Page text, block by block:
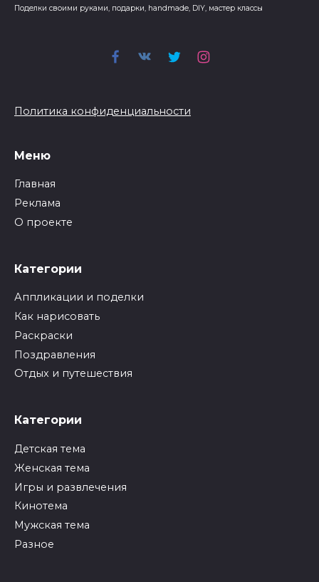
Поделки своими руками, подарки, handmade, DIY, мастер классы
Политика конфиденциальности
Меню
Главная
Реклама
О проекте
Категории
Аппликации и поделки
Как нарисовать
Раскраски
Поздравления
Отдых и путешествия
Категории
Детская тема
Женская тема
Игры и развлечения
Кинотема
Мужская тема
Разное